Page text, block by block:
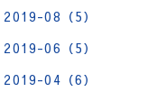
2019-08（5）
2019-06（5）
2019-04（6）